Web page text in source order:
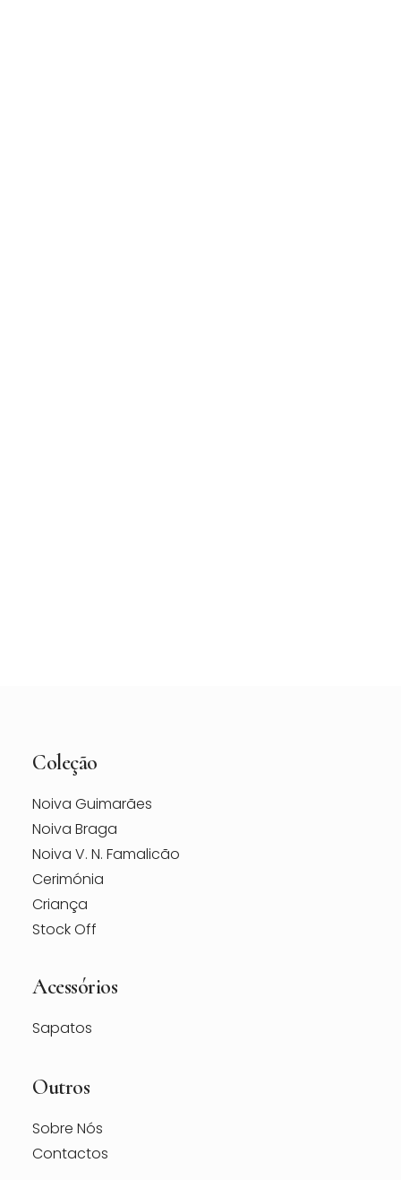
Coleção
Noiva Guimarães
Noiva Braga
Noiva V. N. Famalicão
Cerimónia
Criança
Stock Off
Acessórios
Sapatos
Outros
Sobre Nós
Contactos